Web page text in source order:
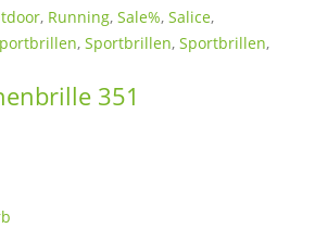
auf.
Die
können
, Running, Sale%, Salice,
, Sportbrillen, Sportbrillen,
351